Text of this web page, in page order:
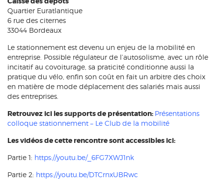
Quartier Euratlantique
6 rue des citernes
33044 Bordeaux
Le stationnement est devenu un enjeu de la mobilité en
entreprise. Possible régulateur de l’autosolisme, avec un rôle
incitatif au covoiturage, sa praticité conditionne aussi la
pratique du vélo, enfin son coût en fait un arbitre des choix
en matière de mode déplacement des salariés mais aussi
des entreprises.
Retrouvez ici les supports de présentation: Présentations
colloque stationnement – Le Club de la mobilité
Les vidéos de cette rencontre sont accessibles ici:
Partie 1: https://youtu.be/_6FG7XWJ1nk
Partie 2: https://youtu.be/DTCrnxUBRwc